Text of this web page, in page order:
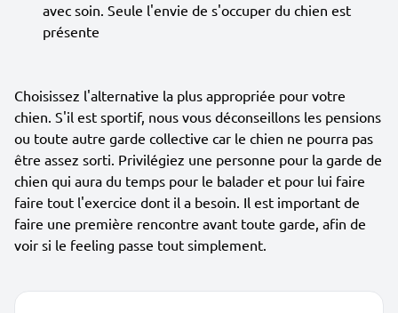
avec soin. Seule l'envie de s'occuper du chien est
présente
Choisissez l'alternative la plus appropriée pour votre
chien. S'il est sportif, nous vous déconseillons les pensions
ou toute autre garde collective car le chien ne pourra pas
être assez sorti. Privilégiez une personne pour la garde de
chien qui aura du temps pour le balader et pour lui faire
faire tout l'exercice dont il a besoin. Il est important de
faire une première rencontre avant toute garde, afin de
voir si le feeling passe tout simplement.